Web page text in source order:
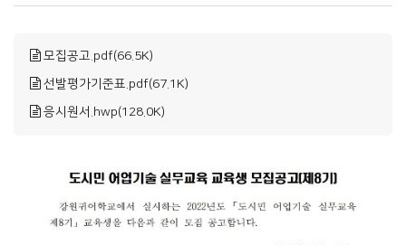
모집공고.pdf(66.5K)
선발평가기준표.pdf(67.1K)
응시원서.hwp(128.0K)